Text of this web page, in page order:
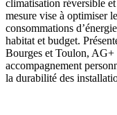
climatisation réversible
mesure vise à optimiser
consommations
habitat et budget.
Bourges et Toulon, AG+
accompagnement
la durabilité des